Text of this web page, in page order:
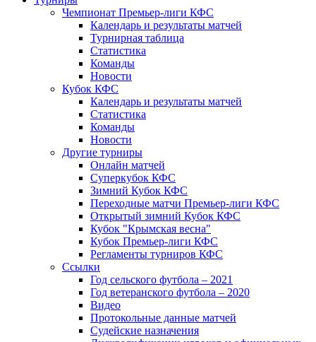
Чемпионат Премьер-лиги КФС
Календарь и результаты матчей
Турнирная таблица
Статистика
Команды
Новости
Кубок КФС
Календарь и результаты матчей
Статистика
Команды
Новости
Другие турниры
Онлайн матчей
Суперкубок КФС
Зимний Кубок КФС
Переходные матчи Премьер-лиги КФС
Открытый зимний Кубок КФС
Кубок "Крымская весна"
Кубок Премьер-лиги КФС
Регламенты турниров КФС
Ссылки
Год сельского футбола – 2021
Год ветеранского футбола – 2020
Видео
Протокольные данные матчей
Судейские назначения